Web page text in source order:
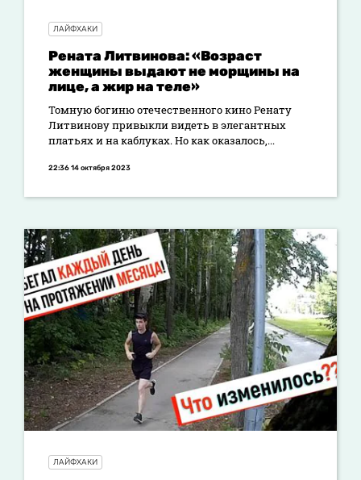
ЛАЙФХАКИ
Рената Литвинова: «Возраст
женщины выдают не морщины на
лице, а жир на теле»
Томную богиню отечественного кино Ренату
Литвинову привыкли видеть в элегантных
платьях и на каблуках. Но как оказалось,...
22:36 14 октября 2023
ЛАЙФХАКИ